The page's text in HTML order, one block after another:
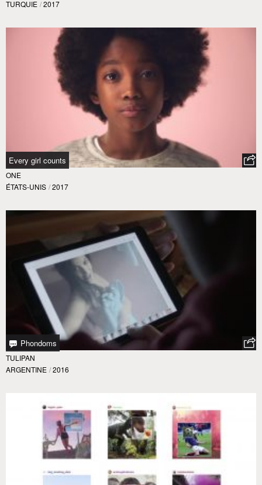
TURQUIE / 2017
Every girl counts
ONE
ÉTATS-UNIS / 2017
Phondoms
TULIPAN
ARGENTINE / 2016